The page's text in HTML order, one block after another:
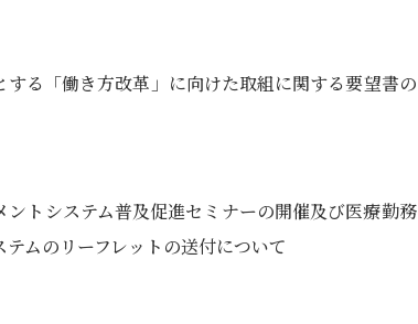
る「働き方改革」に向けた取組に関する要望書の
ントシステム普及促進セミナーの開催及び医療勤務
ムのリーフレットの送付について